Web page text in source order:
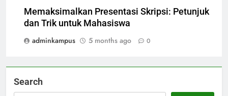
Memaksimalkan Presentasi Skripsi: Petunjuk
dan Trik untuk Mahasiswa
adminkampus
5 months ago 0
Search